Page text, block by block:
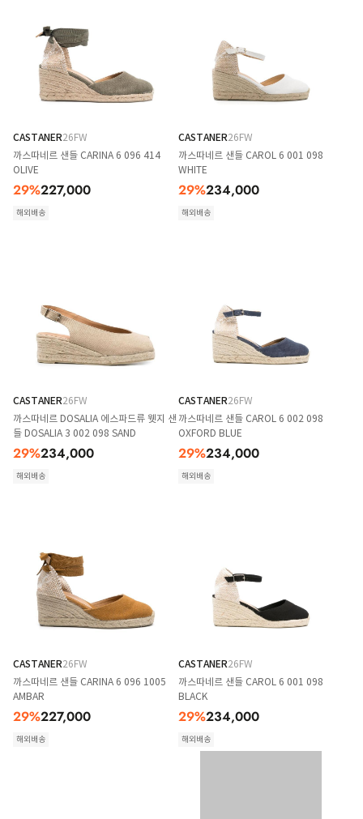
CASTANER26FW
까스따네르 샌들 CARINA 6 096 414
OLIVE
29%227,000
해외배송
CASTANER26FW
까스따네르 샌들 CAROL 6 001 098
WHITE
29%234,000
해외배송
CASTANER26FW
까스따네르 DOSALIA 에스파드류 웻지 샌
들 DOSALIA 3 002 098 SAND
29%234,000
해외배송
CASTANER26FW
까스따네르 샌들 CAROL 6 002 098
OXFORD BLUE
29%234,000
해외배송
CASTANER26FW
까스따네르 샌들 CARINA 6 096 1005
AMBAR
29%227,000
해외배송
CASTANER26FW
까스따네르 샌들 CAROL 6 001 098
BLACK
29%234,000
해외배송